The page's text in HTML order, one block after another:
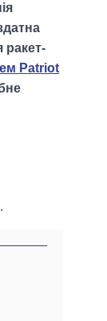
ракет-
Patriot
.